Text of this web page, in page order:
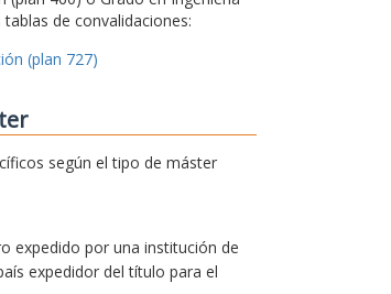
de convalidaciones:
(plan 727)
según el tipo de máster
expedido por una institución de
expedidor del título para el